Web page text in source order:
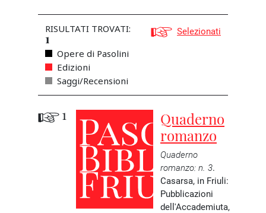
RISULTATI TROVATI:
1
Opere di Pasolini
Edizioni
Saggi/Recensioni
Selezionati
1
Quaderno
romanzo
Quaderno
romanzo: n. 3.
Casarsa, in Friuli:
Pubblicazioni
dell'Accademiuta,